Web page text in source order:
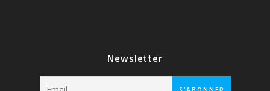
Newsletter